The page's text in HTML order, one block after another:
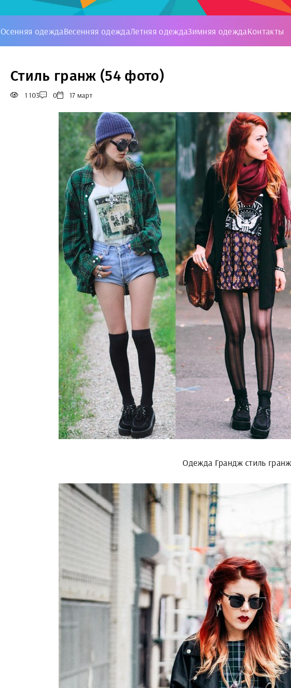
Осенняя одеждаВесенняя одеждаЛетняя одеждаЗимняя одеждаКонтакты
Стиль гранж (54 фото)
1 103 0 17 март
Одежда Грандж стиль гранж